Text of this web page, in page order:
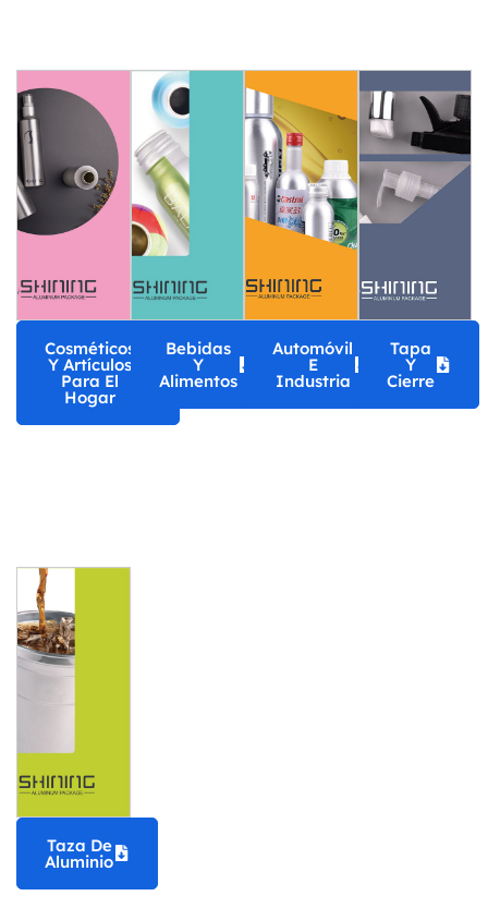
Cosméticos
Y Artículos
Para El
Hogar
Bebidas
Y
Alimentos
Automóvil
E
Industria
Tapa
Y
Cierre
Taza De
Aluminio